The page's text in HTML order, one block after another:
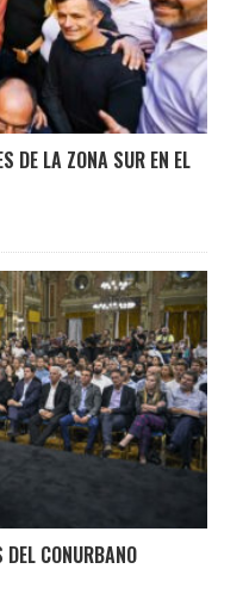
DE LA ZONA SUR EN EL
CONURBANO